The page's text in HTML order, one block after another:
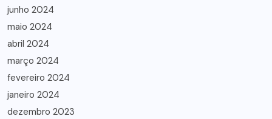
junho 2024
maio 2024
abril 2024
março 2024
fevereiro 2024
janeiro 2024
dezembro 2023